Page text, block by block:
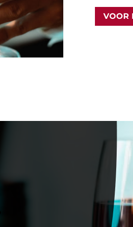
VOOR